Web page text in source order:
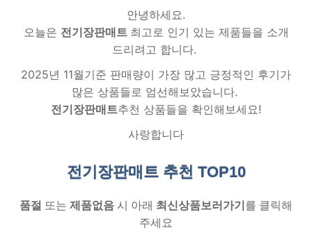
안녕하세요.
오늘은 전기장판매트 최고로 인기 있는 제품들을 소개
드리려고 합니다.
2025년 11월기준 판매량이 가장 많고 긍정적인 후기가
많은 상품들로 엄선해보았습니다.
전기장판매트추천 상품들을 확인해보세요!
사랑합니다
전기장판매트 추천 TOP10
품절 또는 제품없음 시 아래 최신상품보러가기 를 클릭해
주세요